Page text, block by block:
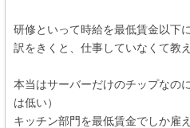
研修といって時給を最低賃金以下
訳をきくと、仕事していなくて教
本当はサーバーだけのチップなの
は低い）
キッチン部門を最低賃金でしか雇